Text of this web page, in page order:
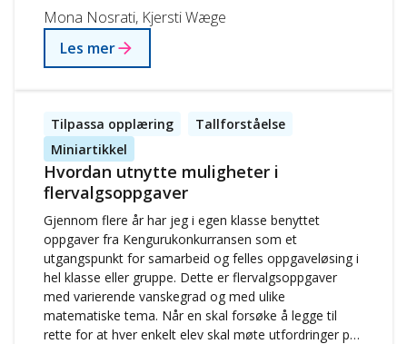
Les mer
Mona Nosrati, Kjersti Wæge
Tilpassa opplæring
Tallforståelse
Miniartikkel
Hvordan utnytte muligheter i
flervalgsoppgaver
Gjennom flere år har jeg i egen klasse benyttet
oppgaver fra Kengurukonkurransen som et
utgangspunkt for samarbeid og felles oppgaveløsing i
hel klasse eller gruppe. Dette er flervalgsoppgaver
med varierende vanskegrad og med ulike
matematiske tema. Når en skal forsøke å legge til
rette for at hver enkelt elev skal møte utfordringer på